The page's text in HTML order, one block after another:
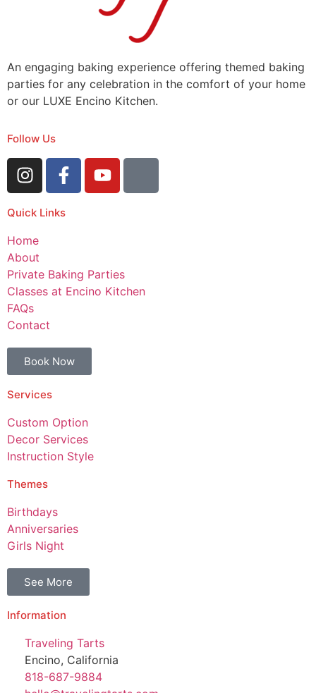
An engaging baking experience offering themed baking
parties for any celebration in the comfort of your home
or our LUXE Encino Kitchen.
Follow Us
Quick Links
Home
About
Private Baking Parties
Classes at Encino Kitchen
FAQs
Contact
Book Now
Services
Custom Option
Decor Services
Instruction Style
Themes
Birthdays
Anniversaries
Girls Night
See More
Information
Traveling Tarts
Encino, California
818-687-9884